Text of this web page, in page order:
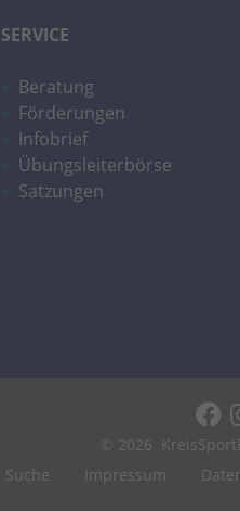
SERVICE
Beratung
Förderungen
Infobrief
Übungsleiterbörse
Satzungen
© 2026
Suche
Impressum